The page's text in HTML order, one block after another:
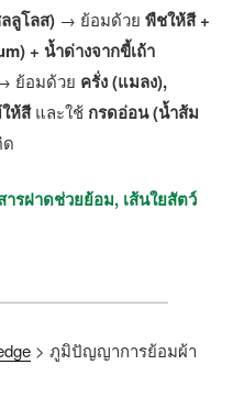
ลูโลส) → ย้อมด้วย พืชให้สี +
+ น้ำด่างจากขี้เถ้า
ย้อมด้วย ครั่ง (แมลง),
ห้สีและใช้ กรดอ่อน (น้ำส้ม
ารฝาดช่วยย้อม, เส้นใยสัตว์
> ภูมิปัญญาการย้อมผ้า